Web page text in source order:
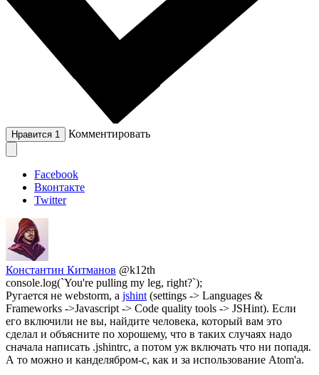
Нравится 1 Комментировать
Facebook
Вконтакте
Twitter
Константин Китманов @k12th
console.log(`You're pulling my leg, right?`);
Ругается не webstorm, а jshint (settings -> Languages &
Frameworks ->Javascript -> Code quality tools -> JSHint). Если
его включили не вы, найдите человека, который вам это
сделал и объясните по хорошему, что в таких случаях надо
сначала написать .jshintrc, а потом уж включать что ни попадя.
А то можно и канделябром-с, как и за использование Atom'а.